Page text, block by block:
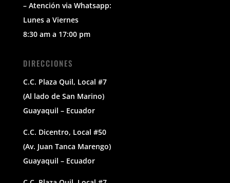
– Atención via Whatsapp:
Lunes a Viernes
8:30 am a 17:00 pm
DIRECCIONES
C.C. Plaza Quil, Local #7
(Al lado de San Marino)
Guayaquil – Ecuador
C.C. Dicentro, Local #50
(Av. Juan Tanca Marengo)
Guayaquil – Ecuador